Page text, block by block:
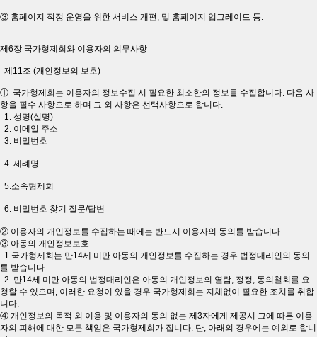
③ 홈페이지 적정 운영을 위한 서비스 개편, 및 홈페이지 업그레이드 등.
제6장 국가형제회와 이용자의 의무사항
제11조 (개인정보의 보호)
① 국가형제회는 이용자의 정보수집 시 필요한 최소한의 정보를 수집합니다. 다음 사
항을 필수 사항으로 하며 그 외 사항은 선택사항으로 합니다.
1. 성명(실명)
2. 이메일 주소
3. 비밀번호
4. 세례명
5.소속형제회
6. 비밀번호 찾기 질문/답변
② 이용자의 개인정보를 수집하는 때에는 반드시 이용자의 동의를 받습니다.
③ 아동의 개인정보보호
1.국가형제회는 만14세 미만 아동의 개인정보를 수집하는 경우 법정대리인의 동의
를 받습니다.
2. 만14세 미만 아동의 법정대리인은 아동의 개인정보의 열람, 정정, 동의철회를 요
청할 수 있으며, 이러한 요청이 있을 경우 국가형제회는 지체없이 필요한 조치를 취합
니다.
④ 개인정보의 목적 외 이용 및 이용자의 동의 없는 제3자에게 제공시 그에 따른 이용
자의 피해에 대한 모든 책임은 국가형제회가 집니다. 단, 아래의 경우에는 예외로 합니